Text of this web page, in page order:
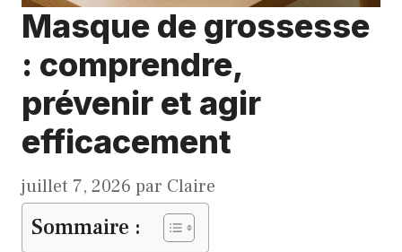
Masque de grossesse
: comprendre,
prévenir et agir
efficacement
juillet 7, 2026 par Claire
Sommaire :